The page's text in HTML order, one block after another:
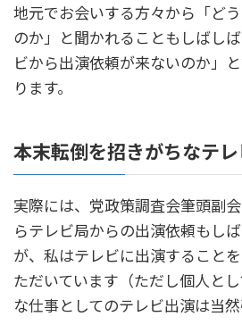
地元でお会いする方々から「ど
のか」と聞かれることもしばし
ビから出演依頼が来ないのか」
ります。
本末転倒を招きがちなテ
実際には、党政策調査会筆頭副
らテレビ局からの出演依頼もし
が、私はテレビに出演すること
ただいています（ただし個人と
な仕事としてのテレビ出演は当然